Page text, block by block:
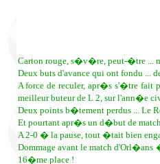
Carton rouge, s�v�re, peut-�tre ...
Deux buts d'avance qui ont fondu ...
A force de reculer, apr�s s'�tre fait
meilleur buteur de L 2, sur l'ann�e
Deux points b�tement perdus ... Le
Et pourtant apr�s un d�but de
A 2-0 � la pause, tout �tait bien
Dommage avant le match d'Orl�ans
16�me place !